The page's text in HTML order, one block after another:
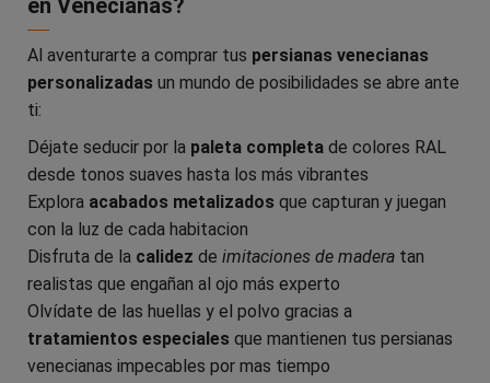
Al aventurarte a comprar tus persianas venecianas
personalizadas un mundo de posibilidades se abre ante
ti:
Déjate seducir por la paleta completa de colores RAL
desde tonos suaves hasta los más vibrantes
Explora acabados metalizados que capturan y juegan
con la luz de cada habitacion
Disfruta de la calidez de imitaciones de madera tan
realistas que engañan al ojo más experto
Olvídate de las huellas y el polvo gracias a
tratamientos especiales que mantienen tus persianas
venecianas impecables por mas tiempo